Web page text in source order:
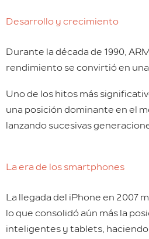
Desarrollo y crecimiento
Durante la década de 1990,
rendimiento se convirtió en
Uno de los hitos más
una posición dominante en el
lanzando sucesivas
La era de los smartphones
La llegada del iPhone en 2007
lo que consolidó aún más la
inteligentes y tablets,